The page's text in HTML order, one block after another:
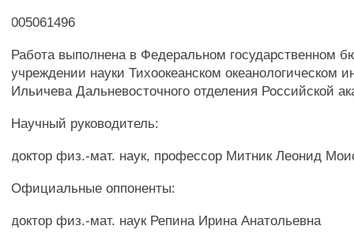
005061496
Работа выполнена в Федеральном государственном
учреждении науки Тихоокеанском океанологическом
Ильичева Дальневосточного отделения Российской
Научный руководитель:
доктор физ.-мат. наук, профессор Митник Леонид
Официальные оппоненты:
доктор физ.-мат. наук Репина Ирина Анатольевна